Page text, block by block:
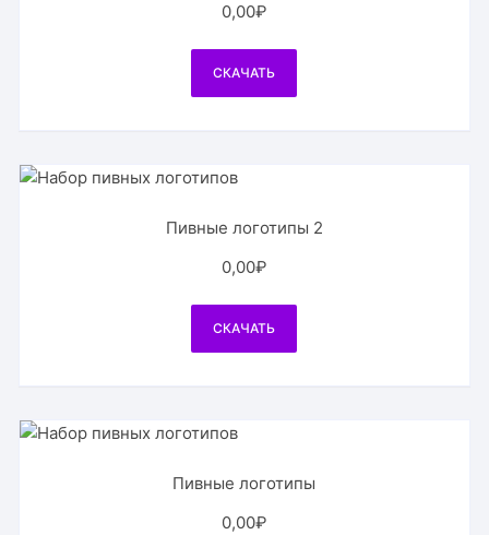
0,00₽
СКАЧАТЬ
Пивные логотипы 2
0,00₽
СКАЧАТЬ
Пивные логотипы
0,00₽